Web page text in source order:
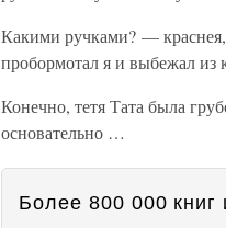
Какими ручками? —
пробормотал я и выбежал из
Конечно, тетя Тата была
основательно …
Более 800 000 книг